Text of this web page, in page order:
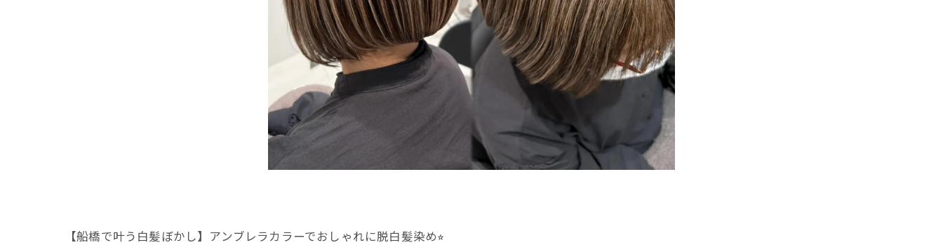
【船橋で叶う白髪ぼかし】アンブレラカラーでおしゃれに脱白髪染め⭐︎